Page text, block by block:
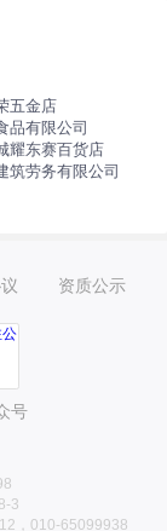
五金店
品有限公司
耀东赛百货店
筑劳务有限公司
资质公示
号
3
，010-65099938